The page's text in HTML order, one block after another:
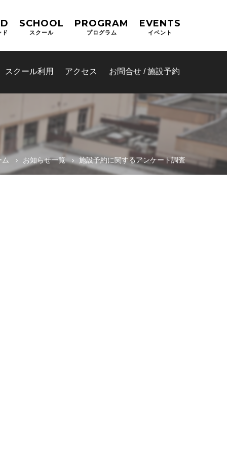
ド
SCHOOL
スクール
PROGRAM
プログラム
EVENTS
イベント
スクール利用 アクセス お問合せ / 施設予約
運営システ
ム お知らせ一覧 施設予約に関するアンケート調査